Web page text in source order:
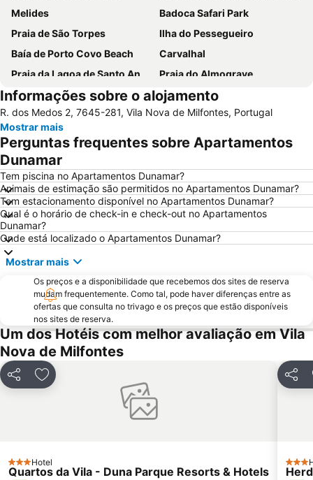
Melides
Badoca Safari Park
Praia de São Torpes
Ilha do Pessegueiro
Baía de Porto Covo Beach
Carvalhal
Praia da Lagoa de Santo André
Praia do Almograve
Praia da Zambujeira do Mar
Praia de Odeceixe
Praia da Arrifana
Costa de Santo André Beach
Baiona Beach
do Monte Clérigo
Praia das Furnas
da Samoqueira
Praia da Samouqueira
Cascatas de Vila Nova de Milfontes
Jardim Publico de Porto Covo
do Malhão
Barragem de Santa-Clara-a-Velha
Skate Park
Moinho de Vento da Longueira
Vasco da Gama
Mina de Ciência - Centro de Ciência Viva do Lousal
Reserva Natural Lagoas de Santo André e da Sancha
Cabo Sardão
da Amália
Fonte do Cortiço Beach
Forte de São Clemente - Milfontes
Dos Buizinhos
de Amoreira
Alteirinhos
Igreja Matriz de Santiago do Cacém
Informações sobre o alojamento
R. dos Medos 2, 7645-281, Vila Nova de Milfontes, Portugal
Mostrar mais
Perguntas frequentes sobre Apartamentos
Dunamar
Tem piscina no Apartamentos Dunamar?
Animais de estimação são permitidos no Apartamentos Dunamar?
Tem estacionamento disponível no Apartamentos Dunamar?
Qual é o horário de check-in e check-out no Apartamentos
Dunamar?
Onde está localizado o Apartamentos Dunamar?
Mostrar mais
Os preços e a disponibilidade que recebemos dos sites de reserva
mudam frequentemente. Como tal, pode haver diferenças entre as
ofertas que consulta no trivago e os preços que estão disponíveis
nos sites de reserva.
Um dos Hotéis com melhor avaliação em Vila
Nova de Milfontes
PartilharAdicionar aos favoritos
3 Estrelas
Hotel
Quartos da Vila - Duna Parque Resorts & Hotels 3